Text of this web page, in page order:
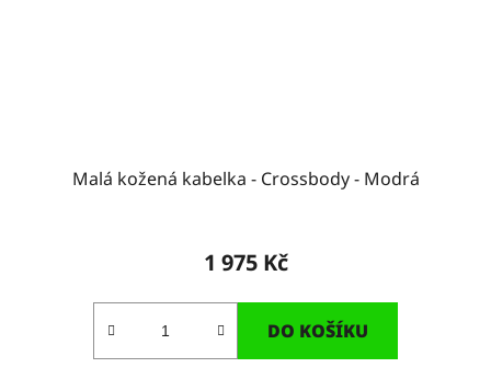
Malá kožená kabelka - Crossbody - Modrá
1 975 Kč
DO KOŠÍKU